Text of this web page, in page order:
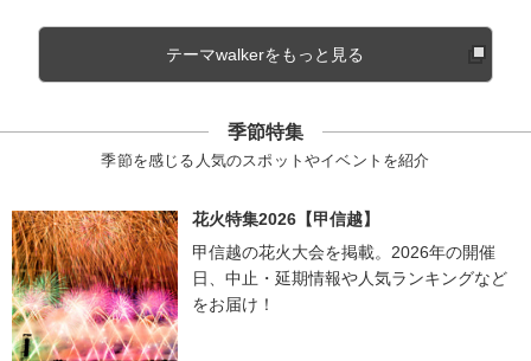
テーマwalkerをもっと見る
季節特集
季節を感じる人気のスポットやイベントを紹介
花火特集2026【甲信越】
甲信越の花火大会を掲載。2026年の開催
日、中止・延期情報や人気ランキングなど
をお届け！